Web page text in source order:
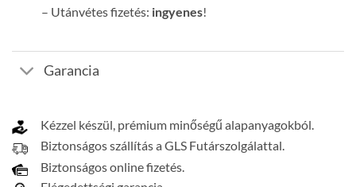
– Utánvétes fizetés: ingyenes!
Garancia
Kézzel készül, prémium minőségű alapanyagokból.
Biztonságos szállítás a GLS Futárszolgálattal.
Biztonságos online fizetés.